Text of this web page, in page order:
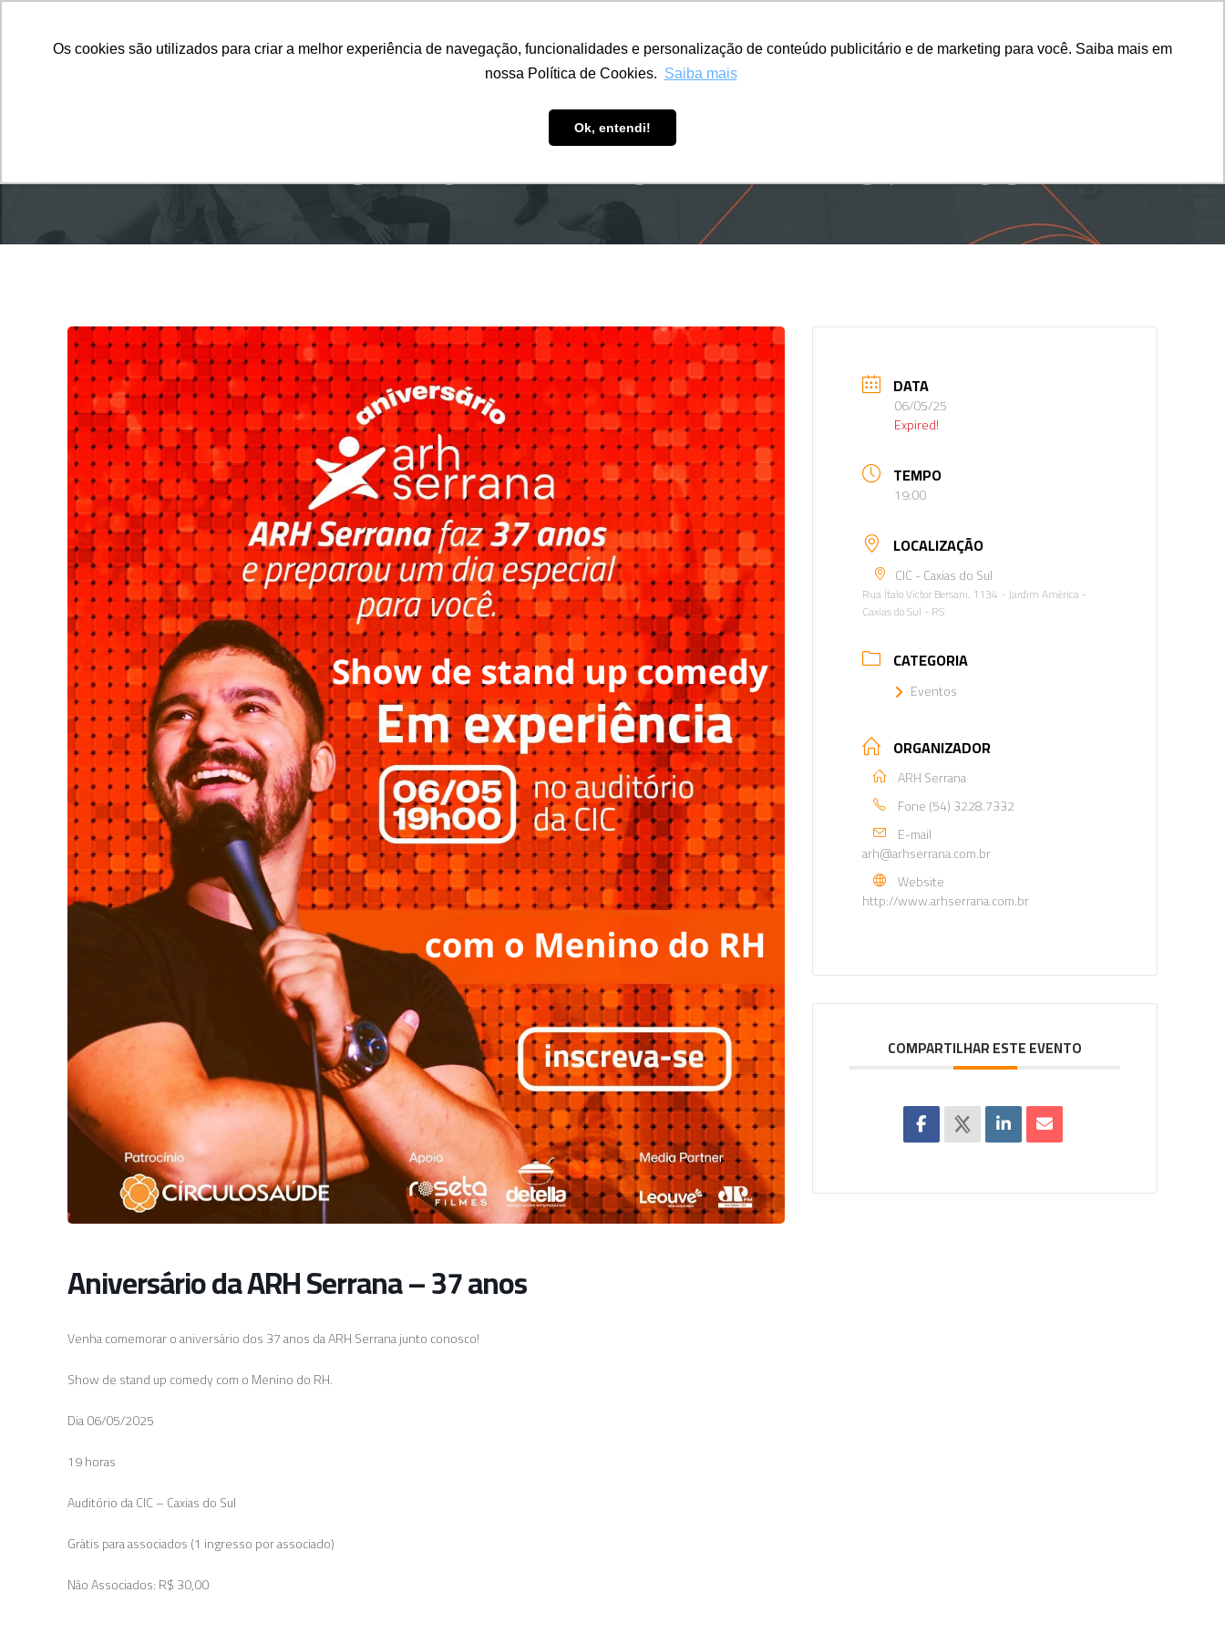
Os cookies são utilizados para criar a melhor experiência de navegação, funcionalidades e personalização de conteúdo publicitário e de marketing para você. Saiba mais em
nossa Política de Cookies. Saiba mais
Ok, entendi!
Quem Somos O Que Fazemos Eventos ESARH Parceiros Sala do Associado Fale Conosco Associe-se
ANIVERSÁRIO DA ARH SERRANA – 37 ANOS
Aniversário da ARH Serrana – 37 anos
Venha comemorar o aniversário dos 37 anos da ARH Serrana junto conosco!
Show de stand up comedy com o Menino do RH.
Dia 06/05/2025
19 horas
Auditório da CIC – Caxias do Sul
Grátis para associados (1 ingresso por associado)
Não Associados: R$ 30,00
DATA
06/05/25
Expired!
TEMPO
19:00
LOCALIZAÇÃO
CIC - Caxias do Sul
Rua Ítalo Victor Bersani, 1134 - Jardim América -
Caxias do Sul - RS
CATEGORIA
Eventos
ORGANIZADOR
ARH Serrana
Fone(54) 3228.7332
E-mail
arh@arhserrana.com.br
Website
http://www.arhserrana.com.br
COMPARTILHAR ESTE EVENTO